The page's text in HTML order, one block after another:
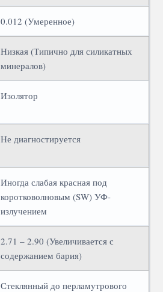
0.012 (Умеренное)
Низкая (Типично для силикатных
минералов)
Изолятор
Не диагностируется
Иногда слабая красная под
коротковолновым (SW) УФ-
излучением
2.71 – 2.90 (Увеличивается с
содержанием бария)
Стеклянный до перламутрового